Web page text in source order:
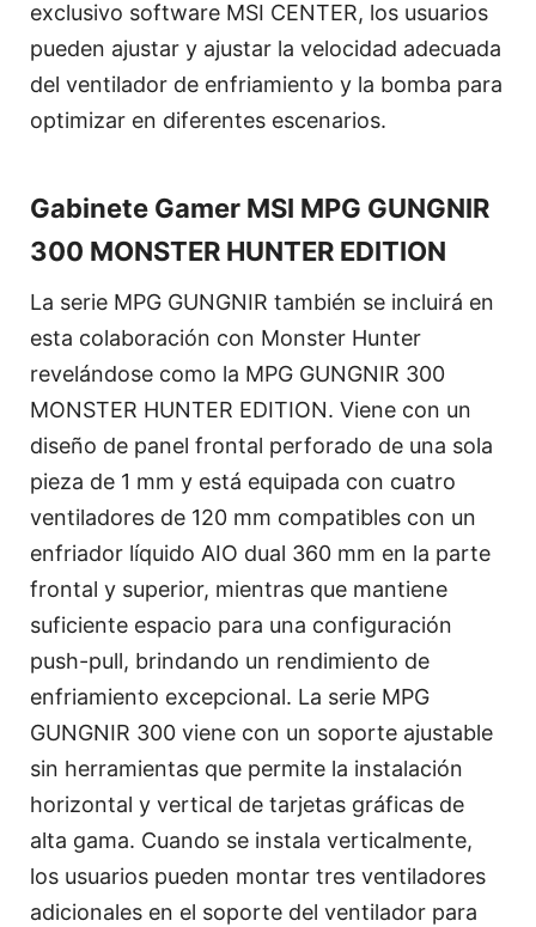
exclusivo software MSI CENTER, los usuarios
pueden ajustar y ajustar la velocidad adecuada
del ventilador de enfriamiento y la bomba para
optimizar en diferentes escenarios.
Gabinete Gamer MSI MPG GUNGNIR
300 MONSTER HUNTER EDITION
La serie MPG GUNGNIR también se incluirá en
esta colaboración con Monster Hunter
revelándose como la MPG GUNGNIR 300
MONSTER HUNTER EDITION. Viene con un
diseño de panel frontal perforado de una sola
pieza de 1 mm y está equipada con cuatro
ventiladores de 120 mm compatibles con un
enfriador líquido AIO dual 360 mm en la parte
frontal y superior, mientras que mantiene
suficiente espacio para una configuración
push-pull, brindando un rendimiento de
enfriamiento excepcional. La serie MPG
GUNGNIR 300 viene con un soporte ajustable
sin herramientas que permite la instalación
horizontal y vertical de tarjetas gráficas de
alta gama. Cuando se instala verticalmente,
los usuarios pueden montar tres ventiladores
adicionales en el soporte del ventilador para